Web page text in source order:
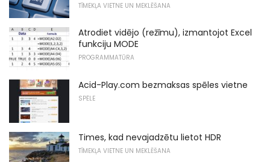
TĪMEKĻA VIETNE UN MEKLĒŠANA
Atrodiet vidējo (režīmu), izmantojot Excel
funkciju MODE
PROGRAMMATŪRA
Acid-Play.com bezmaksas spēles vietne
SPĒLE
Times, kad nevajadzētu lietot HDR
TĪMEKĻA VIETNE UN MEKLĒŠANA